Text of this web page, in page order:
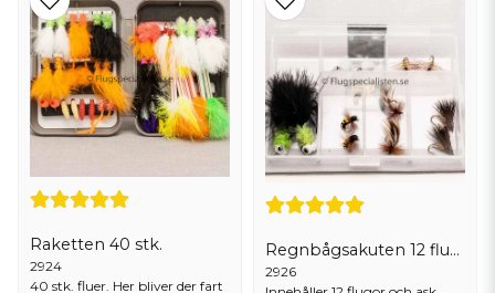
Raketten 40 stk.
2924
40 stk. fluer. Her bliver der fart
Regnbågsakuten 12 flugor
2926